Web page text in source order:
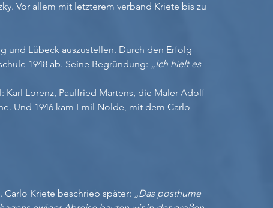
Vor allem mit letzterem verband Kriete bis zu
und Lübeck auszustellen. Durch den Erfolg
1948 ab. Seine Begründung: „Ich hielt es
Karl Lorenz, Paulfried Martens, die Maler Adolf
Und 1946 kam Emil Nolde, mit dem Carlo
Carlo Kriete beschrieb später: „Das posthume